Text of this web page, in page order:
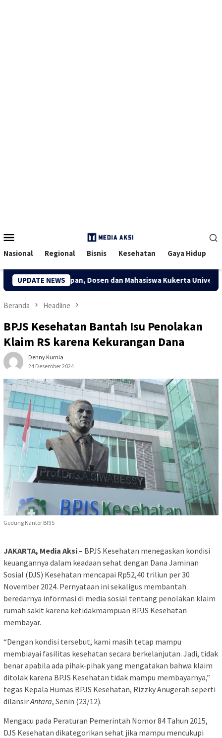
Mobile
Nasional Regional Bisnis Kesehatan Gaya Hidup
UPDATE NEWS
Desa Kuapan, Dosen dan Mahasiswa Kukerta Universitas Riau
Beranda Headline
BPJS Kesehatan Bantah Isu Penolakan
Klaim RS karena Kekurangan Dana
Denny Kurnia
24 Desember 2024
Gedung Kantor BPJS
JAKARTA, Media Aksi – BPJS Kesehatan menegaskan kondisi
keuangannya dalam keadaan sehat dengan Dana Jaminan
Sosial (DJS) Kesehatan mencapai Rp52,40 triliun per 30
November 2024. Pernyataan ini sekaligus membantah
beredarnya informasi di media sosial tentang penolakan klaim
rumah sakit karena ketidakmampuan BPJS Kesehatan
membayar.
“Dengan kondisi tersebut, kami masih tetap mampu
membiayai fasilitas kesehatan secara berkelanjutan. Jadi, tidak
benar apabila ada pihak-pihak yang mengatakan bahwa klaim
ditolak karena BPJS Kesehatan tidak mampu membayarnya,”
tegas Kepala Humas BPJS Kesehatan, Rizzky Anugerah seperti
dilansirAntara, Senin (23/12).
Mengacu pada Peraturan Pemerintah Nomor 84 Tahun 2015,
DJS Kesehatan dikategorikan sehat jika mampu mencukupi